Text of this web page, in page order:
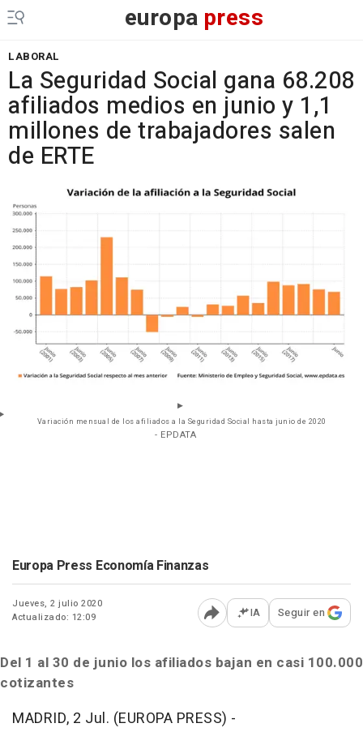
europa press
LABORAL
La Seguridad Social gana 68.208
afiliados medios en junio y 1,1
millones de trabajadores salen
de ERTE
Variación mensual de los afiliados a la Seguridad Social hasta junio de 2020
- EPDATA
Europa Press Economía Finanzas
Jueves, 2 julio 2020
Actualizado: 12:09
Abrir opciones para
IA Seguir en
Del 1 al 30 de junio los afiliados bajan en casi 100.000
cotizantes
MADRID, 2 Jul. (EUROPA PRESS) -